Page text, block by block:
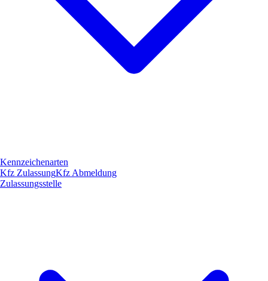
Kennzeichenarten
Kfz ZulassungKfz Abmeldung
Zulassungsstelle